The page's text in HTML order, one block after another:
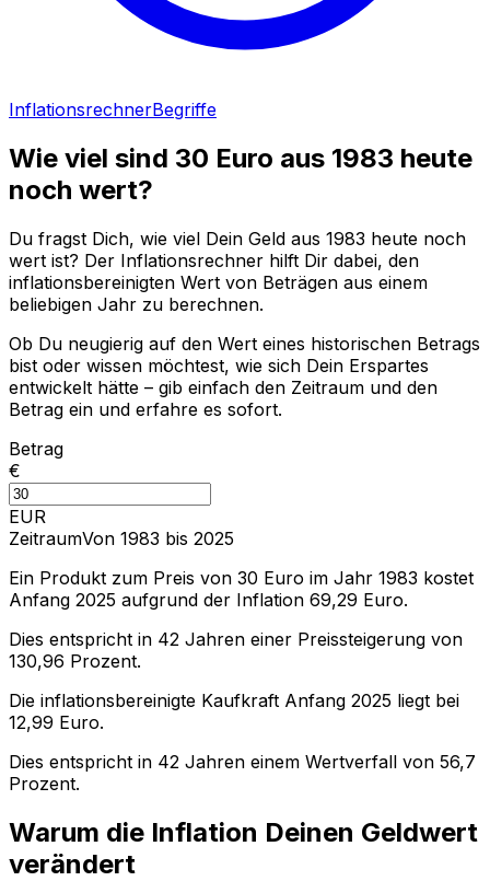
InflationsrechnerBegriffe
Wie viel sind 30 Euro aus 1983 heute
noch wert?
Du fragst Dich, wie viel Dein Geld aus 1983 heute noch
wert ist? Der Inflationsrechner hilft Dir dabei, den
inflationsbereinigten Wert von Beträgen aus einem
beliebigen Jahr zu berechnen.
Ob Du neugierig auf den Wert eines historischen Betrags
bist oder wissen möchtest, wie sich Dein Erspartes
entwickelt hätte – gib einfach den Zeitraum und den
Betrag ein und erfahre es sofort.
Betrag
€
EUR
ZeitraumVon 1983 bis 2025
Ein Produkt zum Preis von 30 Euro im Jahr 1983 kostet
Anfang 2025 aufgrund der Inflation 69,29 Euro.
Dies entspricht in 42 Jahren einer Preissteigerung von
130,96 Prozent.
Die inflationsbereinigte Kaufkraft Anfang 2025 liegt bei
12,99 Euro.
Dies entspricht in 42 Jahren einem Wertverfall von 56,7
Prozent.
Warum die Inflation Deinen Geldwert
verändert